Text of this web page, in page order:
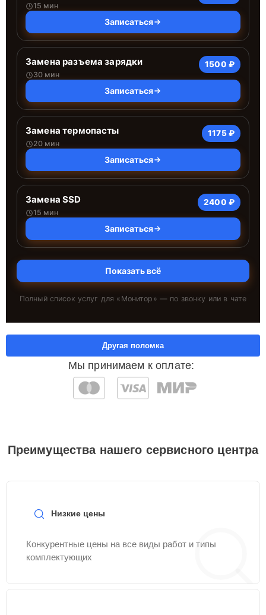
15 мин
Записаться
Замена разъема зарядки
30 мин
1500 ₽
Записаться
Замена термопасты
20 мин
1175 ₽
Записаться
Замена SSD
15 мин
2400 ₽
Записаться
Показать всё
Полный список услуг для « Монитор » — по звонку или в чате
Мы принимаем к оплате:
Другая поломка
Преимущества нашего сервисного центра
Низкие цены
Конкурентные цены на все виды работ и типы
комплектующих